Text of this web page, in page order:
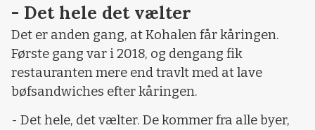
- Det hele det vælter
Det er anden gang, at Kohalen får kåringen.
Første gang var i 2018, og dengang fik
restauranten mere end travlt med at lave
bøfsandwiches efter kåringen.
- Det hele, det vælter. De kommer fra alle byer,